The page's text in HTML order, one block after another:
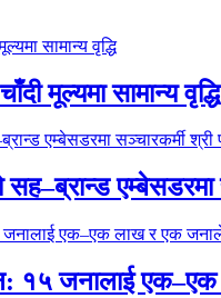
मूल्यमा सामान्य वृद्धि
एम्बेसडरमा
१५ जनालाई